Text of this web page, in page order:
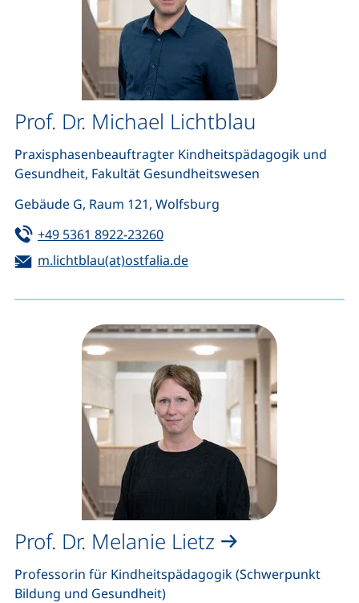
Prof. Dr. Michael Lichtblau
Praxisphasenbeauftragter Kindheitspädagogik und
Gesundheit, Fakultät Gesundheitswesen
Gebäude G, Raum 121, Wolfsburg
Tel:
+49 5361 8922-23260(startet einen Telefonanruf,
E-Mail:
m.lichtblau(at)ostfalia.de(öffnet Ihr E-Mail-
Prof. Dr. Melanie Lietz
Professorin für Kindheitspädagogik (Schwerpunkt
Bildung und Gesundheit)